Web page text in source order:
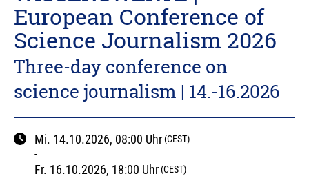
European Conference of
Science Journalism 2026
Three-day conference on
science journalism | 14.-16.2026
Mi. 14.10.2026, 08:00 Uhr(CEST)
-
Fr. 16.10.2026, 18:00 Uhr(CEST)